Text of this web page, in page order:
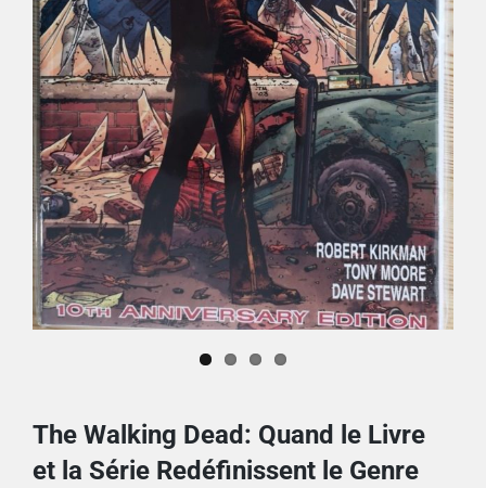
Singularités
The Walking Dead: Quand le Livre
et la Série Redéfinissent le Genre